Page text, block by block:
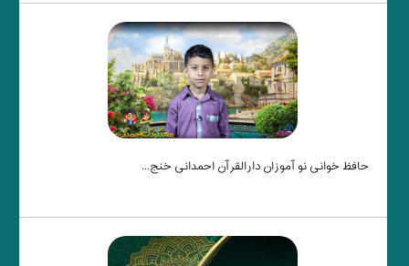
حافظ خوانی نو آموزان دارالقرآن احمدانی خنج...